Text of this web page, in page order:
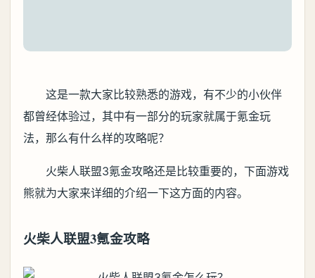
这是一款大家比较熟悉的游戏，有不少的小伙伴
都曾经体验过，其中有一部分的玩家就属于氪金玩
法，那么有什么样的攻略呢？
火柴人联盟3氪金攻略还是比较重要的，下面游戏
熊就为大家来详细的介绍一下这方面的内容。
火柴人联盟3氪金攻略